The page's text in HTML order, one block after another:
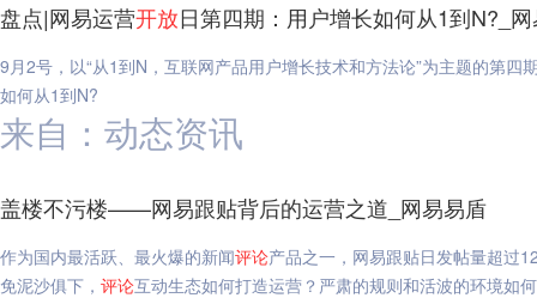
盘点|网易运营开放日第四期：用户增长如何从1到N?_
9月2号，以“从1到N，互联网产品用户增长技术和方法论”为主题的第四
如何从1到N?
来自：动态资讯
盖楼不污楼——网易跟贴背后的运营之道_网易易盾
作为国内最活跃、最火爆的新闻评论产品之一，网易跟贴日发帖量超过
免泥沙俱下， 评论互动生态如何打造运营？严肃的规则和活波的环境